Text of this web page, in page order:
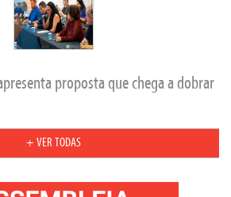
proposta que chega a dobrar
+ VER TODAS